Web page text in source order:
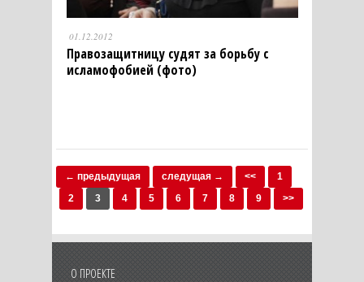
01.12.2012
Правозащитницу судят за борьбу с
исламофобией (фото)
← предыдущая следущая → <<
1
2
3 4 5 6 7 8 9 >>
О ПРОЕКТЕ